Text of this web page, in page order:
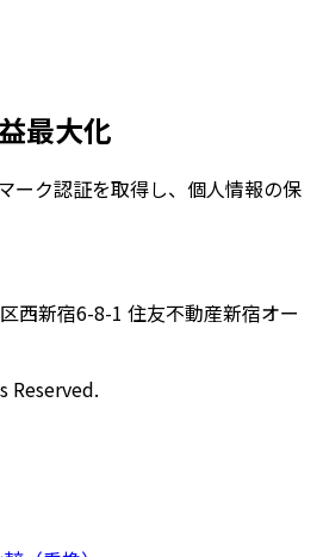
最大化
ーク認証を取得し、個人情報の保
西新宿6-8-1 住友不動産新宿オー
Reserved.